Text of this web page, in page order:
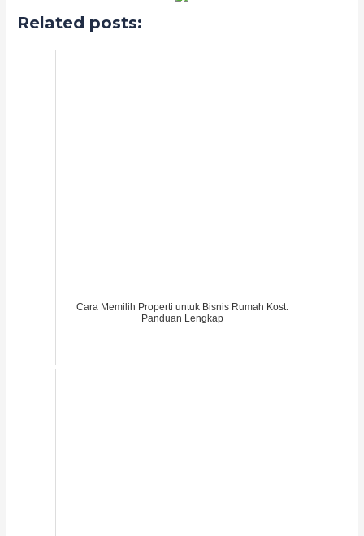
Related posts:
Cara Memilih Properti untuk Bisnis Rumah Kost:
Panduan Lengkap